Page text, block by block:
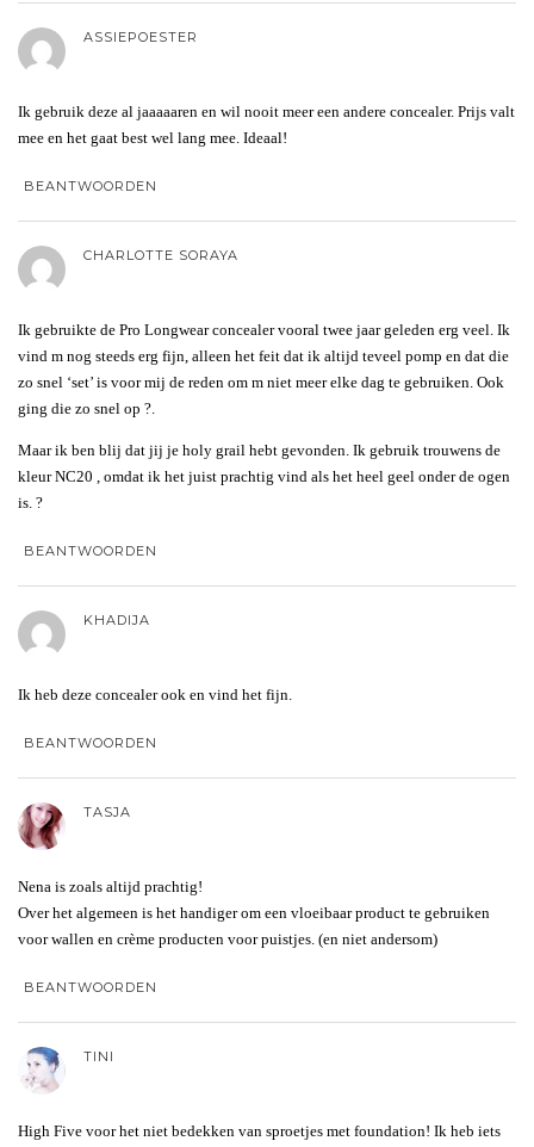
ASSIEPOESTER
Ik gebruik deze al jaaaaaren en wil nooit meer een andere concealer. Prijs valt
mee en het gaat best wel lang mee. Ideaal!
BEANTWOORDEN
CHARLOTTE SORAYA
Ik gebruikte de Pro Longwear concealer vooral twee jaar geleden erg veel. Ik
vind m nog steeds erg fijn, alleen het feit dat ik altijd teveel pomp en dat die
zo snel ‘set’ is voor mij de reden om m niet meer elke dag te gebruiken. Ook
ging die zo snel op ?.
Maar ik ben blij dat jij je holy grail hebt gevonden. Ik gebruik trouwens de
kleur NC20 , omdat ik het juist prachtig vind als het heel geel onder de ogen
is. ?
BEANTWOORDEN
KHADIJA
Ik heb deze concealer ook en vind het fijn.
BEANTWOORDEN
TASJA
Nena is zoals altijd prachtig!
Over het algemeen is het handiger om een vloeibaar product te gebruiken
voor wallen en crème producten voor puistjes. (en niet andersom)
BEANTWOORDEN
TINI
High Five voor het niet bedekken van sproetjes met foundation! Ik heb iets